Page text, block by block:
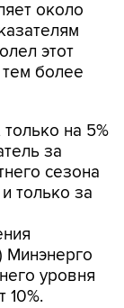
около
этот
более
на 5%
за
сезона
только за
Минэнерго
уровня
10%.